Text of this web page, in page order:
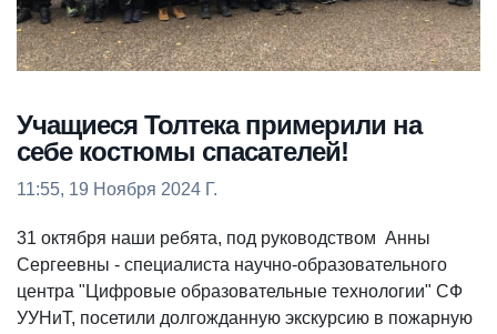
Учащиеся Толтека примерили на
себе костюмы спасателей!
11:55, 19 Ноября 2024 Г.
31 октября наши ребята, под руководством Анны
Сергеевны - специалиста научно-образовательного
центра "Цифровые образовательные технологии" СФ
УУНиТ, посетили долгожданную экскурсию в пожарную